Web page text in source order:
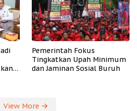
Pemerintah Fokus
Tingkatkan Upah Minimum
dan Jaminan Sosial Buruh
View More